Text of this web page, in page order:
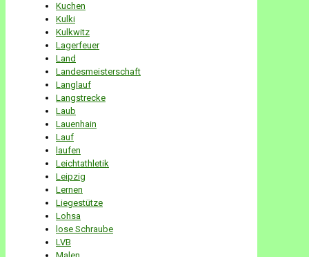
Kuchen
Kulki
Kulkwitz
Lagerfeuer
Land
Landesmeisterschaft
Langlauf
Langstrecke
Laub
Lauenhain
Lauf
laufen
Leichtathletik
Leipzig
Lernen
Liegestütze
Lohsa
lose Schraube
LVB